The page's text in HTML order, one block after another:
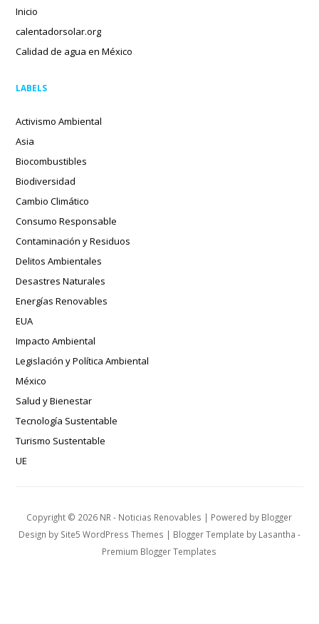
Inicio
calentadorsolar.org
Calidad de agua en México
LABELS
Activismo Ambiental
Asia
Biocombustibles
Biodiversidad
Cambio Climático
Consumo Responsable
Contaminación y Residuos
Delitos Ambientales
Desastres Naturales
Energías Renovables
EUA
Impacto Ambiental
Legislación y Política Ambiental
México
Salud y Bienestar
Tecnología Sustentable
Turismo Sustentable
UE
Copyright © 2026 NR - Noticias Renovables | Powered by Blogger
Design by Site5 WordPress Themes | Blogger Template by Lasantha -
Premium Blogger Templates